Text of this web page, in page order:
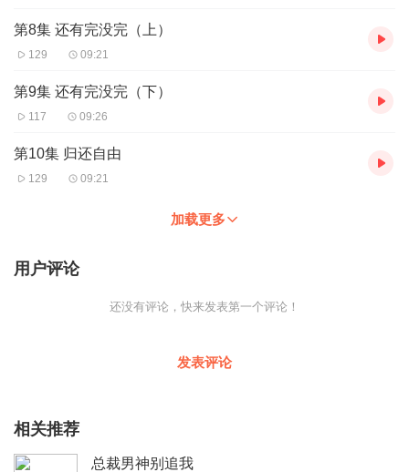
第8集 还有完没完（上）
129 09:21
第9集 还有完没完（下）
117 09:26
第10集 归还自由
129 09:21
加载更多
用户评论
还没有评论，快来发表第一个评论！
发表评论
相关推荐
总裁男神别追我